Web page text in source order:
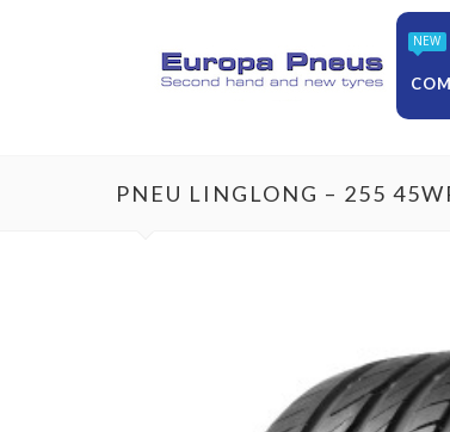
NEW
PNEU LINGLONG – 255